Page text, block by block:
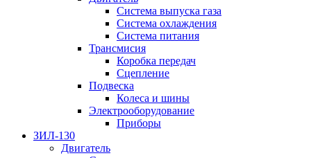
Система выпуска газа
Система охлаждения
Система питания
Трансмисия
Коробка передач
Сцепление
Подвеска
Колеса и шины
Электрооборудование
Приборы
ЗИЛ-130
Двигатель